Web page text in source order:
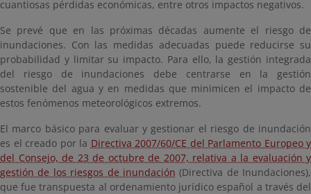
cuantiosas pérdidas económicas, entre otros impactos negativos.
Se prevé que en las próximas décadas aumente el riesgo de
inundaciones. Con las medidas adecuadas puede reducirse su
probabilidad y limitar su impacto. Para ello, la gestión integrada
del riesgo de inundaciones debe centrarse en la gestión
sostenible del agua y en medidas que minimicen el impacto de
estos fenómenos meteorológicos extremos.
El marco básico para evaluar y gestionar el riesgo de inundación
es el creado por la Directiva 2007/60/CE del Parlamento Europeo y
del Consejo, de 23 de octubre de 2007, relativa a la evaluación y
gestión de los riesgos de inundación (Directiva de Inundaciones),
que fue transpuesta al ordenamiento jurídico español a través del